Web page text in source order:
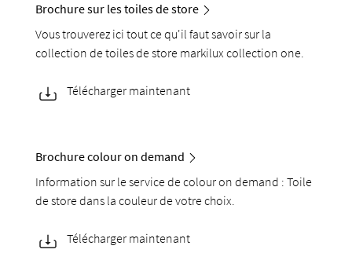
Brochure sur les toiles de store
Vous trouverez ici tout ce qu'il faut savoir sur la
collection de toiles de store markilux collection one.
Télécharger maintenant
Brochure colour on demand
Information sur le service de colour on demand : Toile
de store dans la couleur de votre choix.
Télécharger maintenant